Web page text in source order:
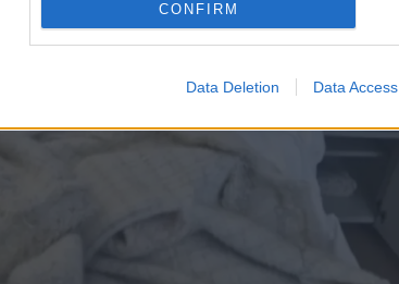
CONFIRM
Data Deletion Data Access